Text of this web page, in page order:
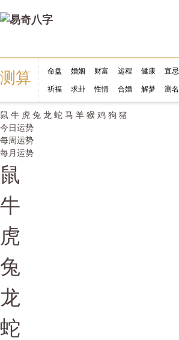
测算 命盘 婚姻 财富 运程 健康 宜忌
祈福 求卦 性情 合婚 解梦 测名
鼠 牛 虎 兔 龙 蛇 马 羊 猴 鸡 狗 猪
今日运势
每周运势
每月运势
鼠
牛
虎
兔
龙
蛇